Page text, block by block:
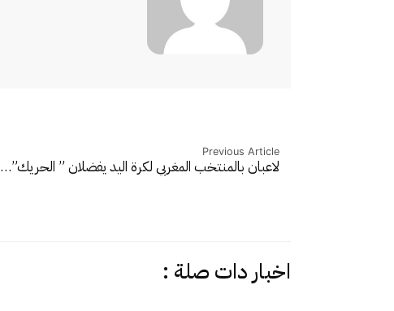
Previous Article
لاعبان بالمنتخب المغربي لكرة اليد يفضلان ” الحريك”…
اخبار دات صلة :